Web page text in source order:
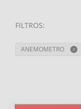
FILTROS:
ANEMOMETRO